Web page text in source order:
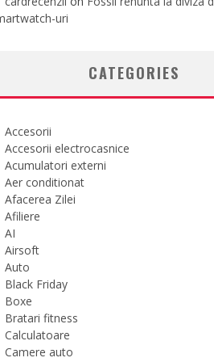
uri
CATEGORIES
Accesorii
Accesorii electrocasnice
Acumulatori externi
Aer conditionat
Afacerea Zilei
Afiliere
AI
Airsoft
Auto
Black Friday
Boxe
Bratari fitness
Calculatoare
Camere auto